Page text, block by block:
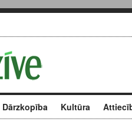
Dārzkopība Kultūra